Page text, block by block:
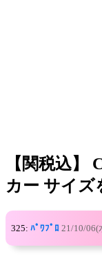
【関税込】
カー サイズ
325: ﾊﾟﾜﾌﾟﾛ 21/10/06(